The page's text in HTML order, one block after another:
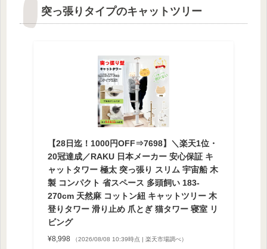
突っ張りタイプのキャットツリー
【28日迄！1000円OFF⇒7698】＼楽天1位・
20冠達成／RAKU 日本メーカー 安心保証 キ
ャットタワー 極太 突っ張り スリム 宇宙船 木
製 コンパクト 省スペース 多頭飼い 183-
270cm 天然麻 コットン紐 キャットツリー 木
登りタワー 滑り止め 爪とぎ 猫タワー 寝室 リ
ビング
¥8,998 （2026/08/08 10:39時点 | 楽天市場調べ）